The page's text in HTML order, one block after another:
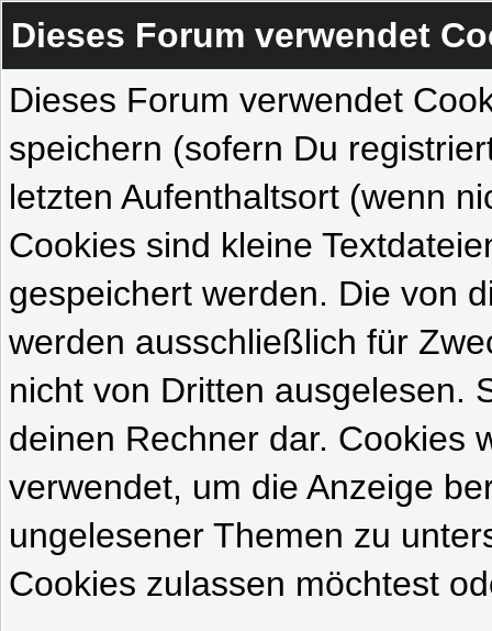
Dieses Forum verwendet
Dieses Forum verwendet
speichern (sofern Du
letzten Aufenthaltsort (wenn
Cookies sind kleine
gespeichert werden. Die von
werden ausschließlich für
nicht von Dritten ausgelesen.
deinen Rechner dar. Cookies
verwendet, um die Anzeige
ungelesener Themen zu
Cookies zulassen möchtest